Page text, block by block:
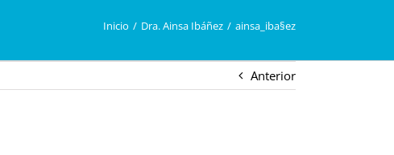
Inicio / Dra. Ainsa Ibáñez / ainsa_iba§ez
Anterior